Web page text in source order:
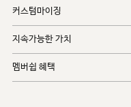
커스텀마이징
지속가능한 가치
멤버쉽 혜택